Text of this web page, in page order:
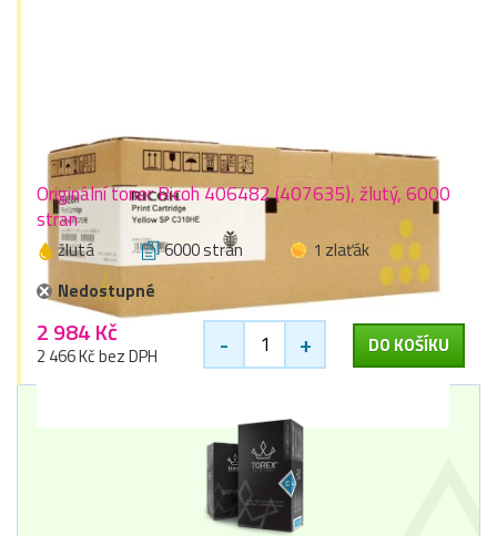
Originální toner Ricoh 406482 (407635), žlutý, 6000
stran
žlutá 6000 stran
1 zlaťák
Nedostupné
2 984 Kč
2 466 Kč bez DPH - + DO KOŠÍKU